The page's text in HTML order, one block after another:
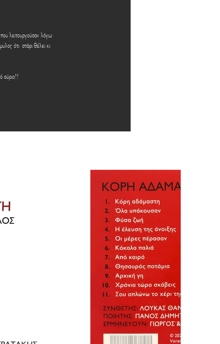
λειτουργούσαν λόγω
ότι  στάρι θέλει κι
αύριο!!